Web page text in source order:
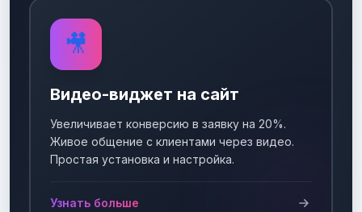
🎥
Видео-виджет на сайт
Увеличивает конверсию в заявку на 20%.
Живое общение с клиентами через видео.
Простая установка и настройка.
Узнать больше